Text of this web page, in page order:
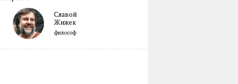
Славой
Жижек
философ